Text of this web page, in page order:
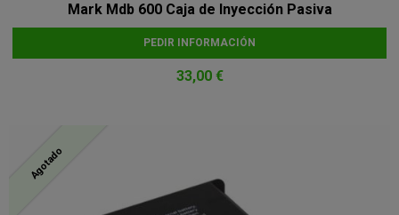
Mark Mdb 600 Caja de Inyección Pasiva
PEDIR INFORMACIÓN
33,00 €
Agotado